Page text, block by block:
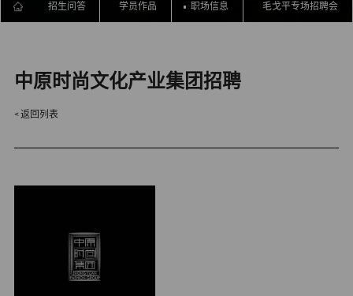
程 招生问答 学员作品 职场信息 毛戈平专场招聘会
中原时尚文化产业集团招聘
返回列表